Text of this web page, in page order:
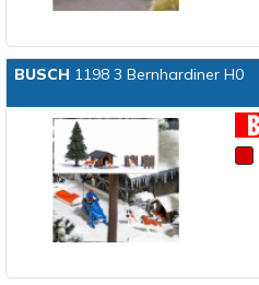
BUSCH 1198 3 Bernhardiner H0